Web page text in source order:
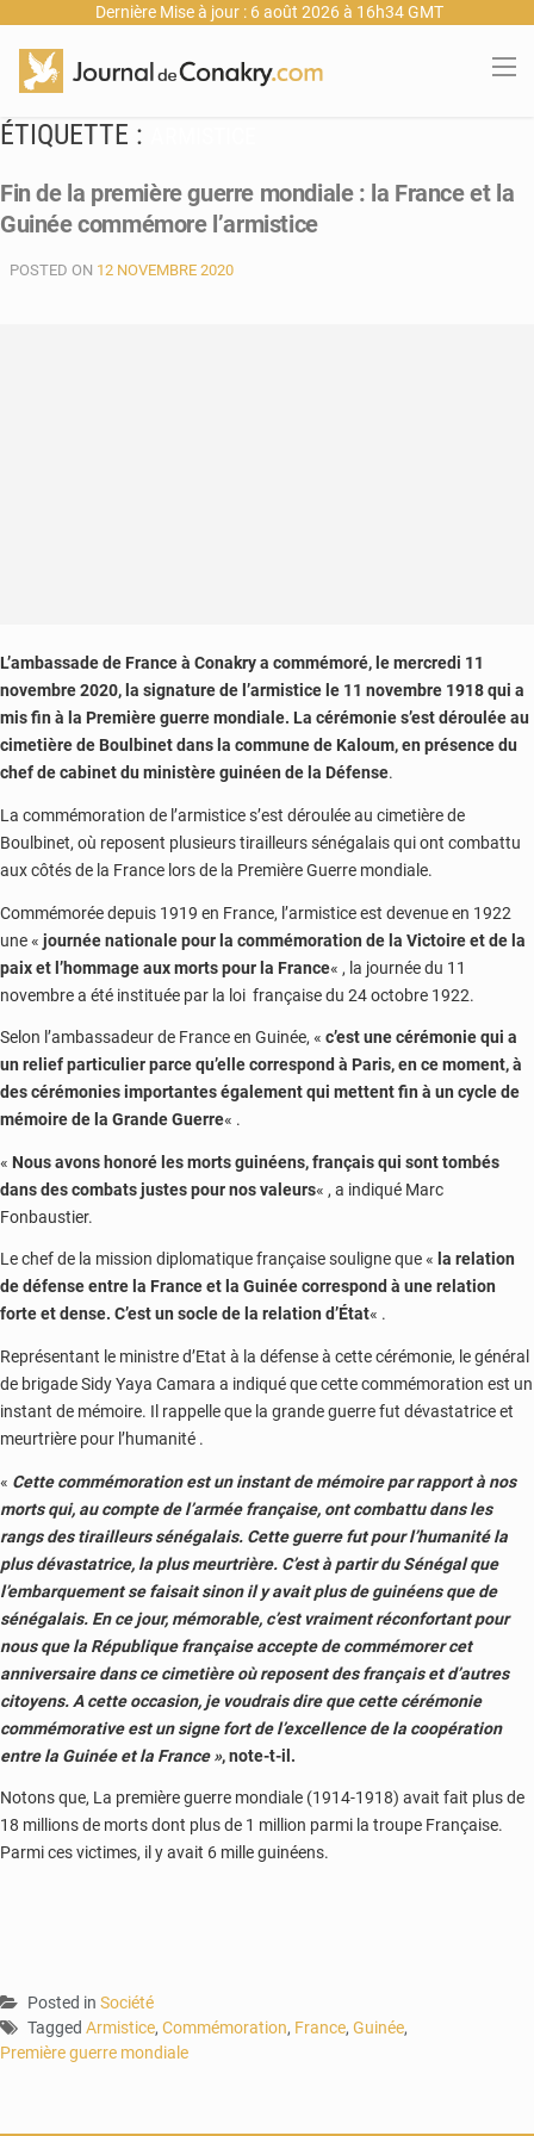
Dernière Mise à jour : 6 août 2026 à 16h34 GMT
ÉTIQUETTE :
Fin de la première guerre mondiale : la France et la
Guinée commémore l’armistice
POSTED ON 12 NOVEMBRE 2020
L’ambassade de France à Conakry a commémoré, le mercredi 11
novembre 2020, la signature de l’armistice le 11 novembre 1918 qui a
mis fin à la Première guerre mondiale. La cérémonie s’est déroulée au
cimetière de Boulbinet dans la commune de Kaloum, en présence du
chef de cabinet du ministère guinéen de la Défense.
La commémoration de l’armistice s’est déroulée au cimetière de
Boulbinet, où reposent plusieurs tirailleurs sénégalais qui ont combattu
aux côtés de la France lors de la Première Guerre mondiale.
Commémorée depuis 1919 en France, l’armistice est devenue en 1922
une « journée nationale pour la commémoration de la Victoire et de la
paix et l’hommage aux morts pour la France« , la journée du 11
novembre a été instituée par la loi française du 24 octobre 1922.
Selon l’ambassadeur de France en Guinée, « c’est une cérémonie qui a
un relief particulier parce qu’elle correspond à Paris, en ce moment, à
des cérémonies importantes également qui mettent fin à un cycle de
mémoire de la Grande Guerre« .
« Nous avons honoré les morts guinéens, français qui sont tombés
dans des combats justes pour nos valeurs« , a indiqué Marc
Fonbaustier.
Le chef de la mission diplomatique française souligne que « la relation
de défense entre la France et la Guinée correspond à une relation
forte et dense. C’est un socle de la relation d’État« .
Représentant le ministre d’Etat à la défense à cette cérémonie, le général
de brigade Sidy Yaya Camara a indiqué que cette commémoration est un
instant de mémoire. Il rappelle que la grande guerre fut dévastatrice et
meurtrière pour l’humanité .
« Cette commémoration est un instant de mémoire par rapport à nos
morts qui, au compte de l’armée française, ont combattu dans les
rangs des tirailleurs sénégalais. Cette guerre fut pour l’humanité la
plus dévastatrice, la plus meurtrière. C’est à partir du Sénégal que
l’embarquement se faisait sinon il y avait plus de guinéens que de
sénégalais. En ce jour, mémorable, c’est vraiment réconfortant pour
nous que la République française accepte de commémorer cet
anniversaire dans ce cimetière où reposent des français et d’autres
citoyens. A cette occasion, je voudrais dire que cette cérémonie
commémorative est un signe fort de l’excellence de la coopération
entre la Guinée et la France », note-t-il.
Notons que, La première guerre mondiale (1914-1918) avait fait plus de
18 millions de morts dont plus de 1 million parmi la troupe Française.
Parmi ces victimes, il y avait 6 mille guinéens.
Posted in Société
Tagged Armistice, Commémoration, France, Guinée,
Première guerre mondiale